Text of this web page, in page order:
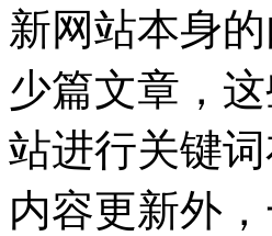
新网站本身
少篇文章，
站进行关键
内容更新外